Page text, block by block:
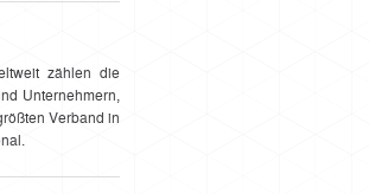
zählen die
Unternehmern,
Verband in